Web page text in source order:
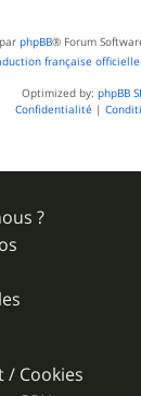
phpBB® Forum
française officielle
Optimized by: phpBB
Confidentialité |
?
/ Cookies